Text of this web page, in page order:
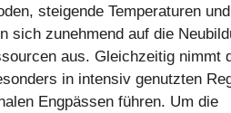
steigende Temperaturen
sich zunehmend auf die
aus. Gleichzeitig nimmt
in intensiv genutzten
Engpässen führen. Um die